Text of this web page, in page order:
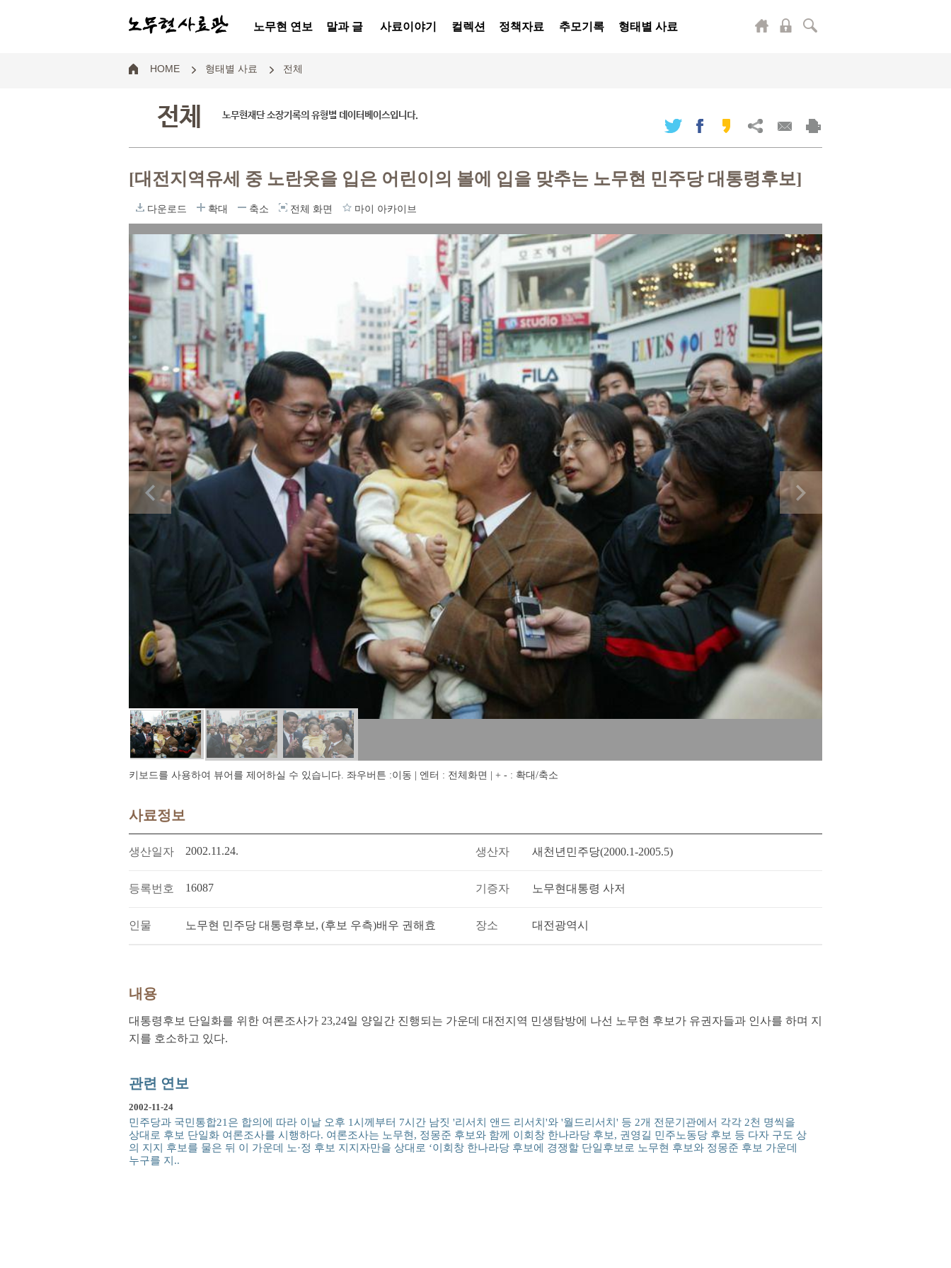
노무현 연보 말과 글 사료이야기 컬렉션 정책자료 추모기록 형태별 사료
HOME 형태별 사료 전체
전체 노무현재단 소장기록의 유형별 데이터베이스입니다.
[대전지역유세 중 노란옷을 입은 어린이의 볼에 입을 맞추는 노무현 민주당 대통령후보]
다운로드 확대 축소 전체 화면 마이 아카이브
키보드를 사용하여 뷰어를 제어하실 수 있습니다. 좌우버튼 :이동 | 엔터 : 전체화면 | + - : 확대/축소
사료정보
생산일자 2002.11.24. 생산자 새천년민주당(2000.1-2005.5)
등록번호 16087 기증자 노무현대통령 사저
인물 노무현 민주당 대통령후보, (후보 우측)배우 권해효 장소 대전광역시
내용
대통령후보 단일화를 위한 여론조사가 23,24일 양일간 진행되는 가운데 대전지역 민생탐방에 나선 노무현 후보가 유권자들과 인사를 하며 지
지를 호소하고 있다.
관련 연보
2002-11-24
민주당과 국민통합21은 합의에 따라 이날 오후 1시께부터 7시간 남짓 '리서치 앤드 리서치'와 '월드리서치' 등 2개 전문기관에서 각각 2천 명씩을
상대로 후보 단일화 여론조사를 시행하다. 여론조사는 노무현, 정몽준 후보와 함께 이회창 한나라당 후보, 권영길 민주노동당 후보 등 다자 구도 상
의 지지 후보를 물은 뒤 이 가운데 노·정 후보 지지자만을 상대로 ‘이회창 한나라당 후보에 경쟁할 단일후보로 노무현 후보와 정몽준 후보 가운데
누구를 지..